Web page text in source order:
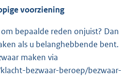
voorziening
bepaalde reden onjuist? Dan
als u belanghebbende bent.
maken via
bezwaar-beroep/bezwaar-